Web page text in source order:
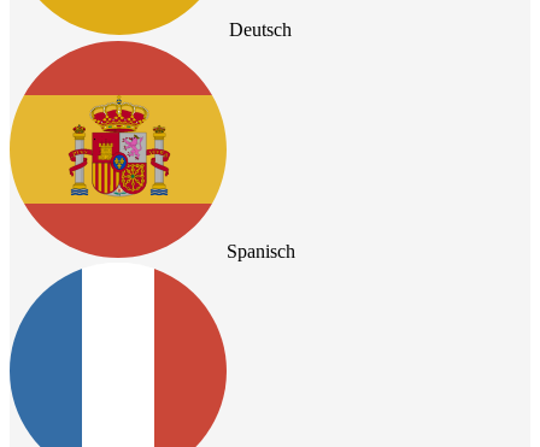
Deutsch
Spanisch